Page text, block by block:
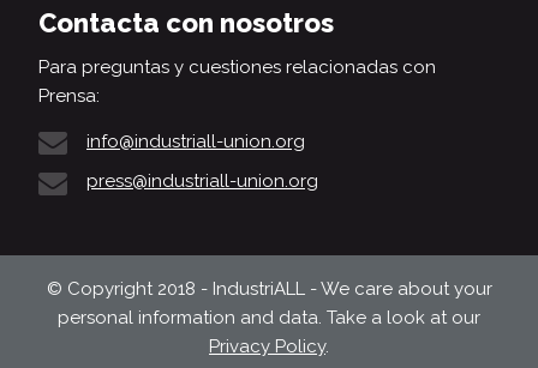
Contacta con nosotros
Para preguntas y cuestiones relacionadas con
Prensa:
info@industriall-union.org
press@industriall-union.org
© Copyright 2018 - IndustriALL - We care about your
personal information and data. Take a look at our
Privacy Policy.